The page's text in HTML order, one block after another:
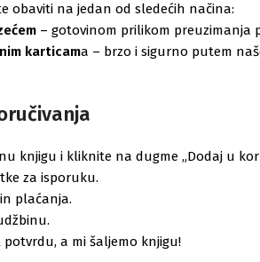
obaviti na jedan od sledećih načina:
– gotovinom prilikom preuzimanja
karticama – brzo i sigurno putem
knjigu i kliknite na dugme „Dodaj u
za isporuku.
plaćanja.
potvrdu, a mi šaljemo knjigu!